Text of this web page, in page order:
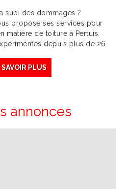
subi des dommages ?
propose ses services pour
matière de toiture à Pertuis.
depuis plus de 26
SAVOIR PLUS
annonces